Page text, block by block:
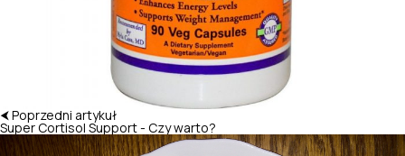
⮜ Poprzedni artykuł
Super Cortisol Support - Czy warto?